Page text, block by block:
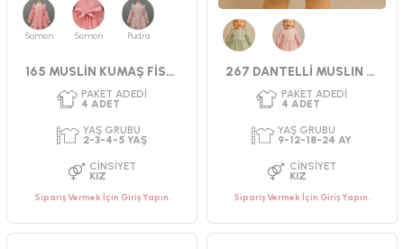
PAKET ADEDI
4ADET
YAŞ GRUBU
9-12-18-24 AY
CINSIYET
KIZ
PAKET ADEDI
4ADET
YAŞ GRUBU
9-12-18-24 AY
CINSIYET
Somon Somon Pudra
165 MUSLİN KUMAŞ FİSTOLU ELBİSE
Sipariş Vermek İçin Giriş Yapın.
267 DANTELLİ MUSLIN ELBİSE 9-24 AY
Sipariş Vermek İçin Giriş Yapın.